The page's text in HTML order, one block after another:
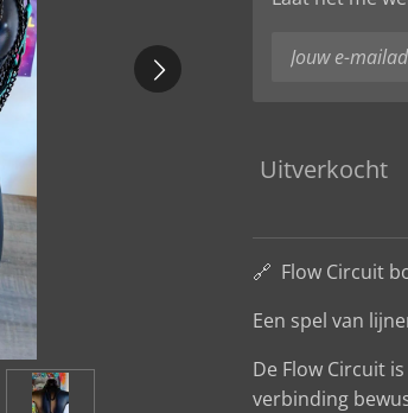
Uitverkocht
🔗 Flow Circuit
Een spel van
De Flow Circuit
verbinding